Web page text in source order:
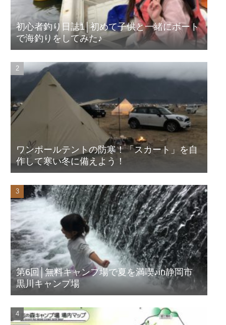
初心者釣り日誌1│初めて子供と一緒にボート
で海釣りをしてみた♪
ワンポールテントの防寒！「スカート」を自
作して寒い冬に備えよう！
第6回│無料キャンプ場で夏を満喫♪in静岡市
黒川キャンプ場